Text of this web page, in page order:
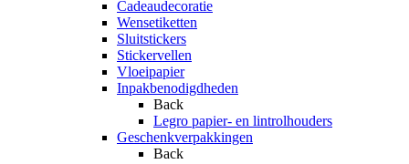
Cadeaudecoratie
Wensetiketten
Sluitstickers
Stickervellen
Vloeipapier
Inpakbenodigdheden
Back
Legro papier- en lintrolhouders
Geschenkverpakkingen
Back